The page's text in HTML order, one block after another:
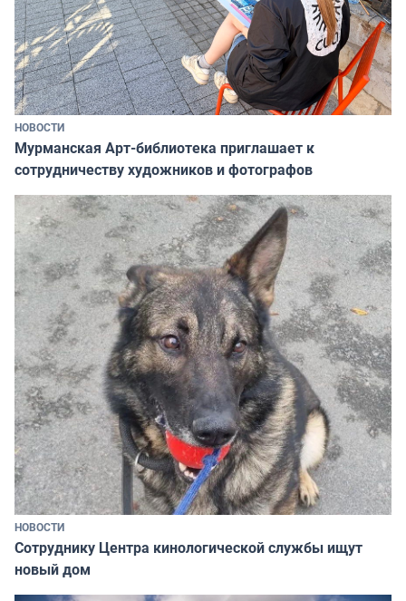
НОВОСТИ
Мурманская Арт-библиотека приглашает к
сотрудничеству художников и фотографов
НОВОСТИ
Сотруднику Центра кинологической службы ищут
новый дом